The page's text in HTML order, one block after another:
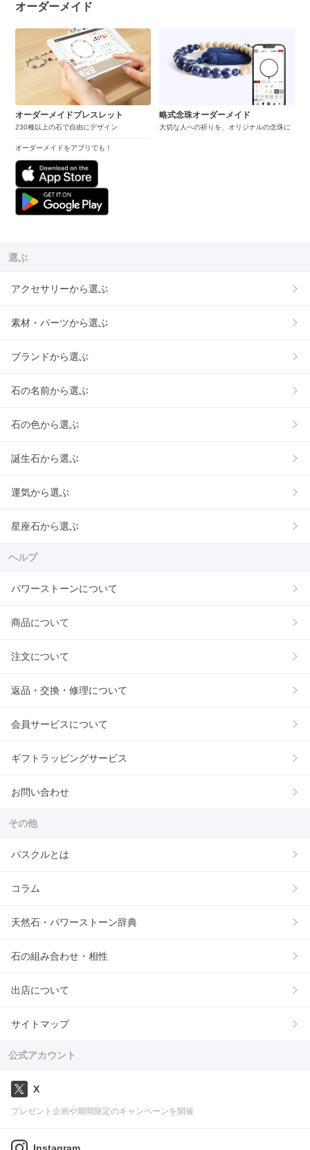
オーダーメイド
オーダーメイドブレスレット
230種以上の石で自由にデザイン
オーダーメイドをアプリでも！
略式念珠オーダーメイド
大切な人への祈りを、オリジナルの念珠に
選ぶ
アクセサリーから選ぶ
素材・パーツから選ぶ
ブランドから選ぶ
石の名前から選ぶ
石の色から選ぶ
誕生石から選ぶ
運気から選ぶ
星座石から選ぶ
ヘルプ
パワーストーンについて
商品について
注文について
返品・交換・修理について
会員サービスについて
ギフトラッピングサービス
お問い合わせ
その他
パスクルとは
コラム
天然石・パワーストーン辞典
石の組み合わせ・相性
出店について
サイトマップ
公式アカウント
X
プレゼント企画や期間限定のキャンペーンを開催